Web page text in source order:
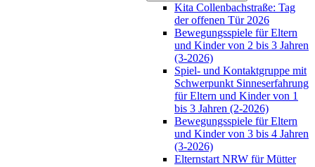
Kita Collenbachstraße: Tag
der offenen Tür 2026
Bewegungsspiele für Eltern
und Kinder von 2 bis 3 Jahren
(3-2026)
Spiel- und Kontaktgruppe mit
Schwerpunkt Sinneserfahrung
für Eltern und Kinder von 1
bis 3 Jahren (2-2026)
Bewegungsspiele für Eltern
und Kinder von 3 bis 4 Jahren
(3-2026)
Elternstart NRW für Mütter